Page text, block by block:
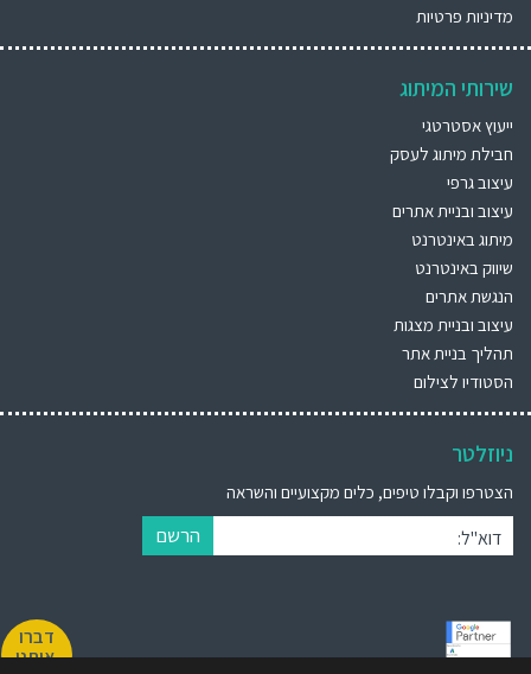
דברו
איתנו
מדיניות פרטיות
שירותי המיתוג
ייעוץ אסטרטגי
חבילת מיתוג לעסק
עיצוב גרפי
עיצוב ובניית אתרים
מיתוג באינטרנט
שיווק באינטרנט
הנגשת אתרים
עיצוב ובניית מצגות
תהליך בניית אתר
הסטודיו לצילום
ניוזלטר
הצטרפו וקבלו טיפים, כלים מקצועיים והשראה
דוא"ל: הרשם